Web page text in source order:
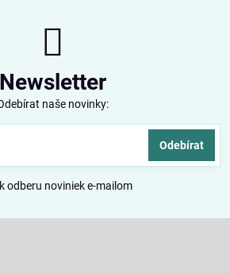
Newsletter
naše novinky:
Odebírat
odberu noviniek e-mailom